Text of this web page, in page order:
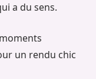
a du sens.
un rendu chic